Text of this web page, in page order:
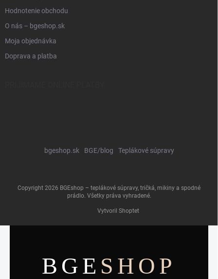
Hodnotenie obchodu
O nás – bgeshop.sk
Moja objednávka
Doprava a platba
bgeshop.sk BGE/blog Teplákové súpravy
Vytvoril Shoptet
Copyright 2026 BGEshop – teplákové súpravy, tričká, mikiny a spodné
prádlo. Všetky práva vyhradené.
BGE SHOP